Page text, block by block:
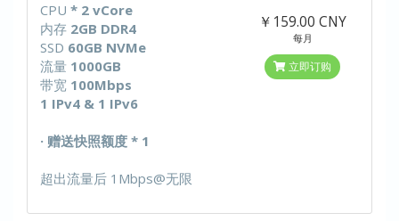
CPU * 2 vCore
内存 2GB DDR4
SSD 60GB NVMe
流量 1000GB
带宽 100Mbps
1 IPv4 & 1 IPv6
· 赠送快照额度 * 1
超出流量后 1Mbps@无限
￥159.00 CNY
每月
立即订购